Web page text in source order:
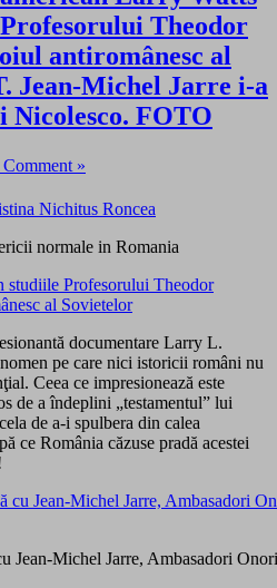
Theodor
antiromânesc al
Jean-Michel Jarre i-a
FOTO
Comment »
normale in Romania
studiile Profesorului Theodor
al Sovietelor
documentare Larry L.
pe care nici istoricii români nu
Ceea ce impresionează este
de a îndeplini „testamentul” lui
de a-i spulbera din calea
ce România căzuse pradă acestei
Jean-Michel Jarre, Ambasadori